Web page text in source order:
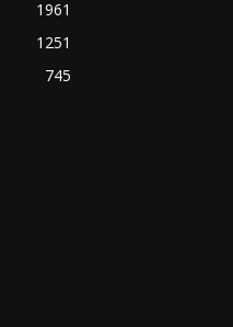
1961
1251
745